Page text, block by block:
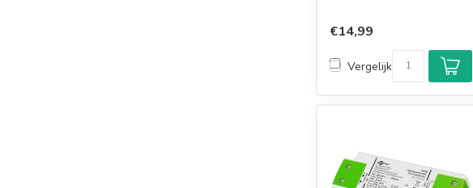
€14,99
Vergelijk